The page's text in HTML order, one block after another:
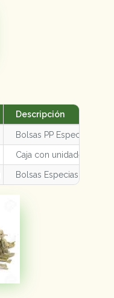
Descripción
Bolsas PP Especias
Caja con unidades
Bolsas Especias de 10-